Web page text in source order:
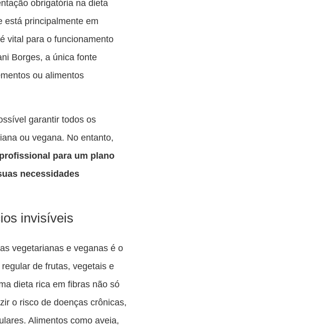
obrigatória na dieta
está principalmente em
vital para o funcionamento
Borges, a única fonte
ou alimentos
garantir todos os
ou vegana. No entanto,
para um plano
necessidades
invisíveis
vegetarianas e veganas é o
de frutas, vegetais e
dieta rica em fibras não só
o risco de doenças crônicas,
Alimentos como aveia,